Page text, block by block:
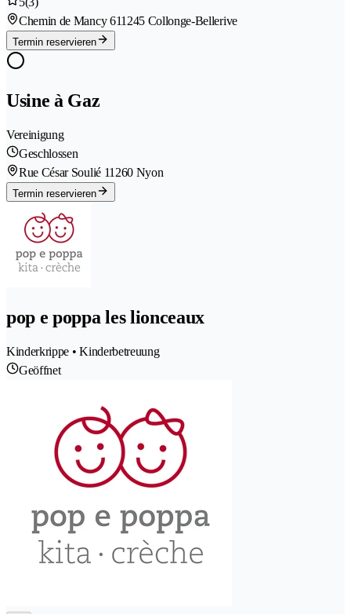
Chemin de Mancy 611245 Collonge-Bellerive
Termin reservieren
Usine à Gaz
Vereinigung
Geschlossen
Rue César Soulié 11260 Nyon
Termin reservieren
pop e poppa les lionceaux
Kinderkrippe • Kinderbetreuung
Geöffnet